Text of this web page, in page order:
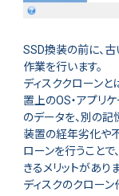
SSD換装の前に、
作業を行います。
ディスククローンと
置上のOS・アプリ
のデータを、別の
装置の経年劣化や
ローンを行うこと
きるメリットがありま
ディスクのクロー